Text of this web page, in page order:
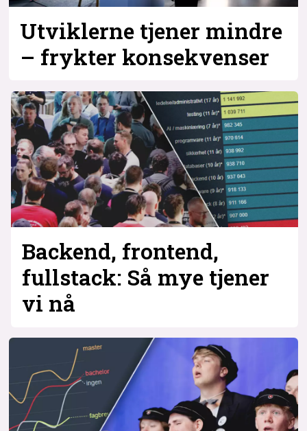
Utviklerne tjener mindre
– frykter konsekvenser
Backend, frontend,
fullstack: Så mye tjener
vi nå